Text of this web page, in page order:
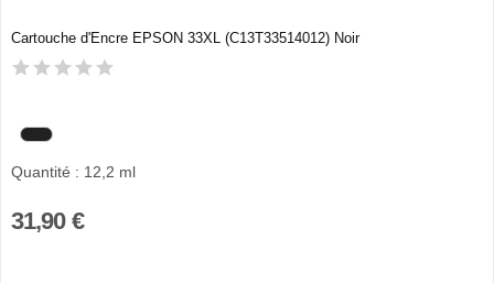
Cartouche d'Encre EPSON 33XL (C13T33514012) Noir
Quantité : 12,2 ml
31,90 €